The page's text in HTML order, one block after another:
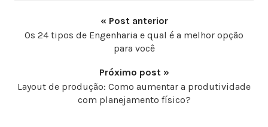
« Post anterior
Os 24 tipos de Engenharia e qual é a melhor opção
para você
Próximo post »
Layout de produção: Como aumentar a produtividade
com planejamento físico?